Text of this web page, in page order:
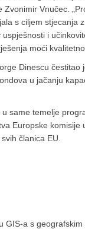
Vnučec.
s ciljem stjecanja
i
moći
Dinescu
u jačanju
same temelje
Europske komisije
članica EU.
a s